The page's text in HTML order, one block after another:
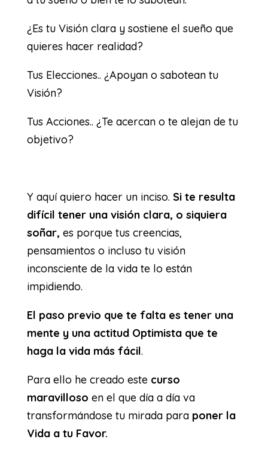
¿Es tu Visión clara y sostiene el sueño que
quieres hacer realidad?
Tus Elecciones.. ¿Apoyan o sabotean tu
Visión?
Tus Acciones.. ¿Te acercan o te alejan de tu
objetivo?
Y aquí quiero hacer un inciso. Si te resulta
difícil tener una visión clara, o siquiera
soñar, es porque tus creencias,
pensamientos o incluso tu visión
inconsciente de la vida te lo están
impidiendo.
El paso previo que te falta es tener una
mente y una actitud Optimista que te
haga la vida más fácil.
Para ello he creado este curso
maravilloso en el que día a día va
transformándose tu mirada para poner la
Vida a tu Favor.